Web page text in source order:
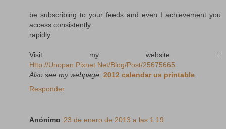
be subscribing to your feeds and even I achievement you
access consistently
rapidly.
Visit my website ::
Http://Unopan.Pixnet.Net/Blog/Post/25675665
Also see my webpage: 2012 calendar us printable
Responder
Anónimo 23 de enero de 2013 a las 1:19